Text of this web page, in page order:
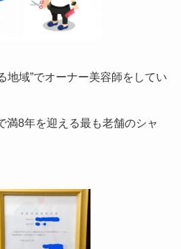
地域”でオーナー美容師をしてい
満8年を迎える最も老舗のシャ